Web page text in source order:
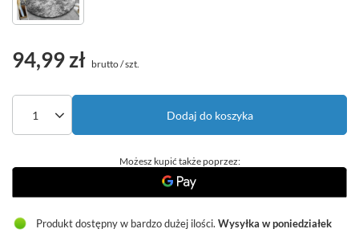
94,99 zł brutto/szt.
Dodaj do koszyka
Możesz kupić także poprzez:
Produkt dostępny w bardzo dużej ilości Wysyłka w poniedziałek